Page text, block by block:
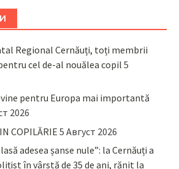
Regional Cernăuți, toți membrii
cel de-al nouălea copil 5
pentru Europa mai importantă
2026
COPILĂRIE 5 Август 2026
adesea șanse nule”: la Cernăuți a
în vârstă de 35 de ani, rănit la